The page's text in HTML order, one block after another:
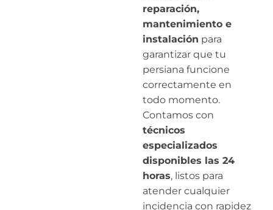
reparación,
mantenimiento e
instalación para
garantizar que tu
persiana funcione
correctamente en
todo momento.
Contamos con
técnicos
especializados
disponibles las 24
horas, listos para
atender cualquier
incidencia con rapidez